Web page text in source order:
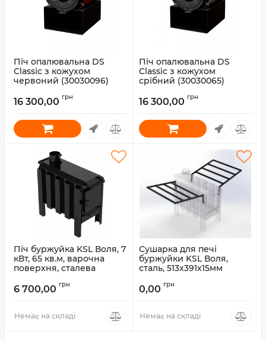
Піч опалювальна DS
Classic з кожухом
червоний (30030096)
16 300,00 грн
Піч опалювальна DS
Classic з кожухом
срібний (30030065)
16 300,00 грн
Піч буржуйка KSL Воля, 7
кВт, 65 кв.м, варочна
поверхня, сталева
6 700,00 грн
Немає на складі
Сушарка для печі
буржуйки KSL Воля,
сталь, 513x391x15мм
0,00 грн
Немає на складі